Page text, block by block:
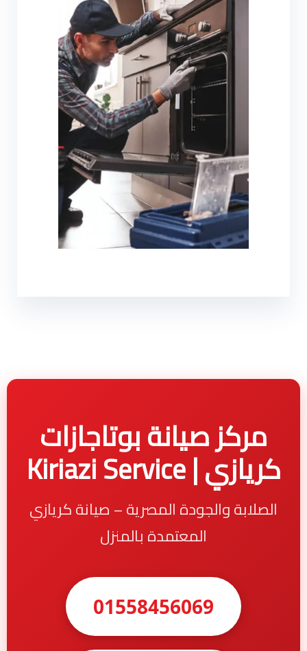
مركز صيانة بوتاجازات
كريازي | Kiriazi Service
الصلابة والجودة المصرية – صيانة كريازي
المعتمدة بالمنزل
01558456069